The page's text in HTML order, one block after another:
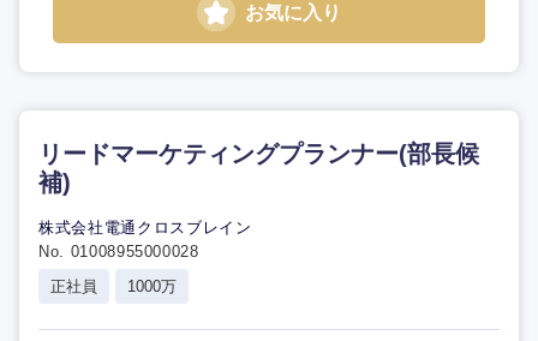
お気に入り
リードマーケティングプランナー(部長候
補)
株式会社電通クロスブレイン
No. 01008955000028
正社員
1000万